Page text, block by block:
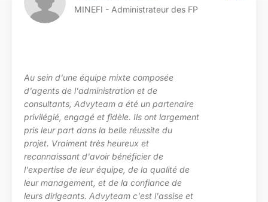
MINEFI - Administrateur des FP
Au sein d'une équipe mixte composée
d'agents de l'administration et de
consultants, Advyteam a été un partenaire
privilégié, engagé et fidèle. Ils ont largement
pris leur part dans la belle réussite du
projet. Vraiment très heureux et
reconnaissant d'avoir bénéficier de
l'expertise de leur équipe, de la qualité de
leur management, et de la confiance de
leurs dirigeants. Advyteam c'est l'assise et